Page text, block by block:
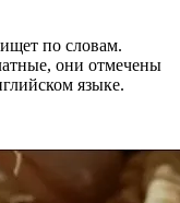
по словам.
они отмечены
языке.